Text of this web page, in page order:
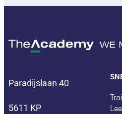
Paradijslaan 40
5611 KP